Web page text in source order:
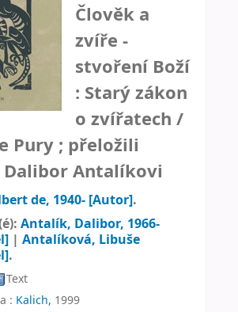
Člověk a
zvíře -
stvoření Boží
: Starý zákon
o zvířatech /
Pury ; přeložili
Dalibor Antalíkovi
de, 1940- [Autor].
Antalík, Dalibor, 1966-
| Antalíková, Libuše
.
Text
: Kalich, 1999